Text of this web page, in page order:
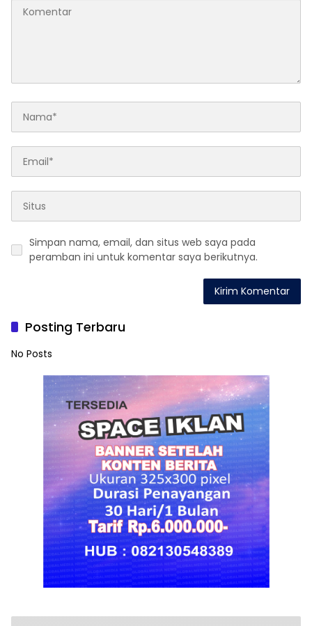
Simpan nama, email, dan situs web saya pada
peramban ini untuk komentar saya berikutnya.
Posting Terbaru
No Posts